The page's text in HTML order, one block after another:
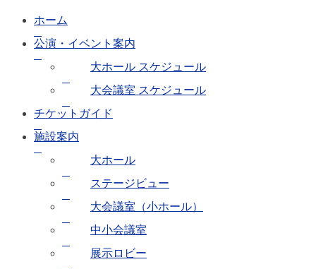
ホーム
公演・イベント案内
大ホール スケジュール
大会議室 スケジュール
チケットガイド
施設案内
大ホール
ステージビュー
大会議室（小ホール）
中小会議室
展示ロビー